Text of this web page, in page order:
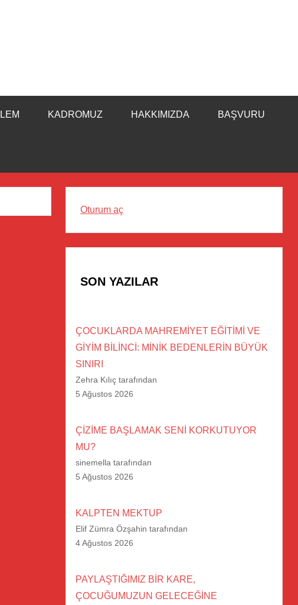
KADROMUZ HAKKIMIZDA BAŞVURU
Oturum aç
SON YAZILAR
ÇOCUKLARDA MAHREMİYET EĞİTİMİ VE
GİYİM BİLİNCİ: MİNİK BEDENLERİN BÜYÜK
SINIRI
Zehra Kılıç tarafından
5 Ağustos 2026
ÇİZİME BAŞLAMAK SENİ KORKUTUYOR
MU?
sinemella tarafından
5 Ağustos 2026
KALPTEN MEKTUP
Elif Zümra Özşahin tarafından
4 Ağustos 2026
PAYLAŞTIĞIMIZ BİR KARE,
ÇOCUĞUMUZUN GELECEĞİNE